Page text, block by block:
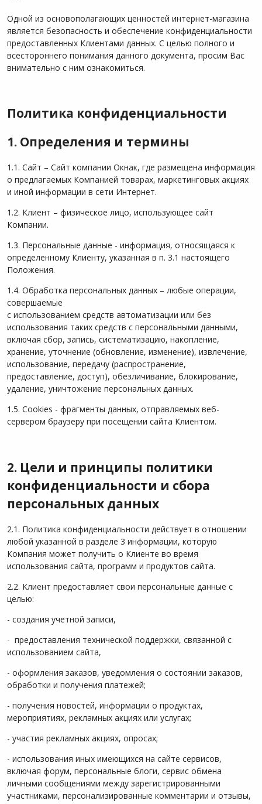
Одной из основополагающих ценностей интернет-магазина
является безопасность и обеспечение конфиденциальности
предоставленных Клиентами данных. С целью полного и
всестороннего понимания данного документа, просим Вас
внимательно с ним ознакомиться.
Политика конфиденциальности
1. Определения и термины
1.1. Сайт – Сайт компании Окнак, где размещена информация
о предлагаемых Компанией товарах, маркетинговых акциях
и иной информации в сети Интернет.
1.2. Клиент – физическое лицо, использующее сайт
Компании.
1.3. Персональные данные - информация, относящаяся к
определенному Клиенту, указанная в п. 3.1 настоящего
Положения.
1.4. Обработка персональных данных – любые операции,
совершаемые
с использованием средств автоматизации или без
использования таких средств с персональными данными,
включая сбор, запись, систематизацию, накопление,
хранение, уточнение (обновление, изменение), извлечение,
использование, передачу (распространение,
предоставление, доступ), обезличивание, блокирование,
удаление, уничтожение персональных данных.
1.5. Cookies - фрагменты данных, отправляемых веб-
сервером браузеру при посещении сайта Клиентом.
2. Цели и принципы политики
конфиденциальности и сбора
персональных данных
2.1. Политика конфиденциальности действует в отношении
любой указанной в разделе 3 информации, которую
Компания может получить о Клиенте во время
использования сайта, программ и продуктов сайта.
2.2. Клиент предоставляет свои персональные данные с
целью:
- создания учетной записи,
- предоставления технической поддержки, связанной с
использованием сайта,
- оформления заказов, уведомления о состоянии заказов,
обработки и получения платежей;
- получения новостей, информации о продуктах,
мероприятиях, рекламных акциях или услугах;
- участия рекламных акциях, опросах;
- использования иных имеющихся на сайте сервисов,
включая форум, персональные блоги, сервис обмена
личными сообщениями между зарегистрированными
участниками, персонализированные комментарии и отзывы,